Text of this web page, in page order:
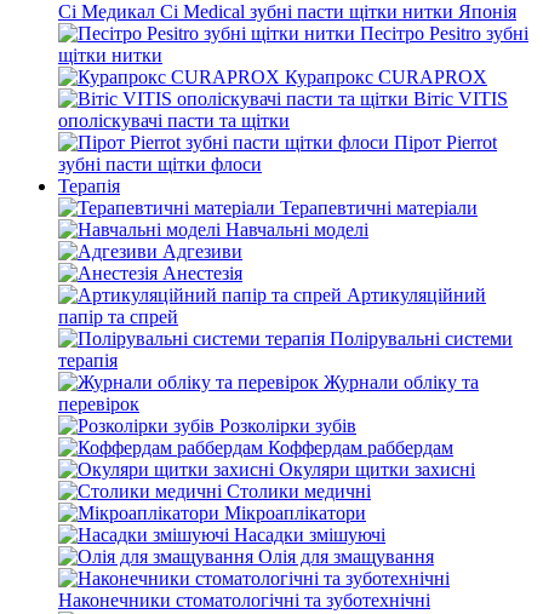
Сі Медикал Ci Medical зубні пасти щітки нитки Японія
Песітро Pesitro зубні
щітки нитки
Курапрокс CURAPROX
Вітіс VITIS
ополіскувачі пасти та щітки
Пірот Pierrot
зубні пасти щітки флоси
Терапія
Терапевтичні матеріали
Навчальні моделі
Адгезиви
Анестезія
Артикуляційний
папір та спрей
Полірувальні системи
терапія
Журнали обліку та
перевірок
Розколірки зубів
Коффердам раббердам
Окуляри щитки захисні
Столики медичні
Мікроаплікатори
Насадки змішуючі
Олія для змащування
Наконечники стоматологічні та зуботехнічні